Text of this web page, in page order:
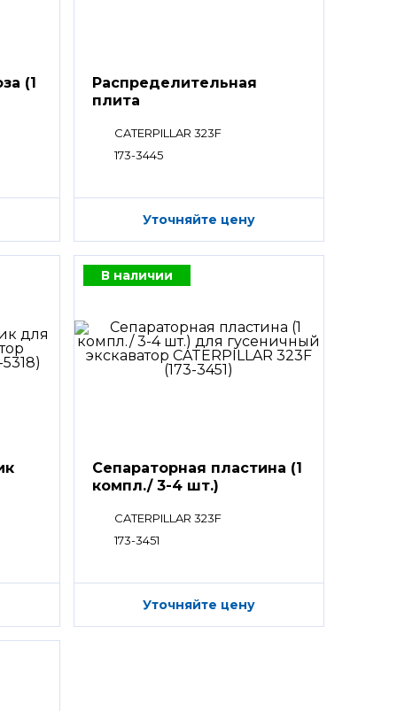
(1
Распределительная
плита
CATERPILLAR 323F
173-3445
Уточняйте цену
В наличии
Сепараторная пластина (1
компл./ 3-4 шт.)
CATERPILLAR 323F
173-3451
Уточняйте цену